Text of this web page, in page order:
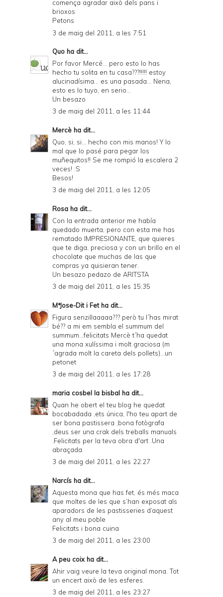
comença agradar això dels pans i
brioxos
Petons
3 de maig del 2011, a les 7:51
Quo ha dit...
Por favor Mercé... pero esto lo has
hecho tu solita en tu casa???!!!!! estoy
alucinadísima... es una pasada... Nena,
esto es lo tuyo, en serio...
Un besazo
3 de maig del 2011, a les 11:44
Mercè ha dit...
Quo, si, si... hecho con mis manos! Y lo
mal que lo pasé para pegar los
muñequitos!! Se me rompió la escalera 2
veces! :S
Besos!
3 de maig del 2011, a les 12:05
Rosa ha dit...
Con la entrada anterior me había
quedado muerta, pero con esta me has
rematado IMPRESIONANTE, que quieres
que te diga, preciosa y con un brillo en el
chocolate que muchas de las que
compras ya quisieran tener.
Un besazo pedazo de ARITSTA
3 de maig del 2011, a les 15:35
MªJose-Dit i Fetha dit...
Figura senzillaaaaa??? però tu l´has mirat
bé?? a mi em sembla el summum del
summum...felicitats Mercè t´ha quedat
una mona xulíssima i molt graciosa (m
´agrada molt la careta dels pollets)...un
petonet
3 de maig del 2011, a les 17:28
maria cosbel la bisbal ha dit...
Quan he obert el teu blog he quedat
bocabadada ,ets única, l'ho teu apart de
ser bona pastissera ,bona fotògrafa
,deus ser una crak dels treballs manuals
.Felicitats per la teva obra d'art .Una
abraçada.
3 de maig del 2011, a les 22:27
Narcís ha dit...
Aquesta mona que has fet, és més maca
que moltes de les que s’han exposat als
aparadors de les pastisseries d’aquest
any al meu poble
Felicitats i bona cuina
3 de maig del 2011, a les 23:00
A peu coix ha dit...
Ahir vaig veure la teva original mona. Tot
un encert això de les esferes.
3 de maig del 2011, a les 23:27